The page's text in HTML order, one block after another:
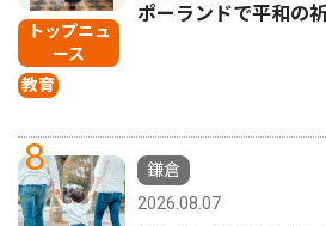
トップニュ
ース
教育
ポーランドで平和の
8
鎌倉
2026.08.07